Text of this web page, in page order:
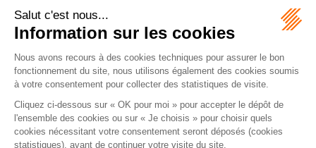
Écosystème
Carrières
Honoraires
Contacts
Mentions légales